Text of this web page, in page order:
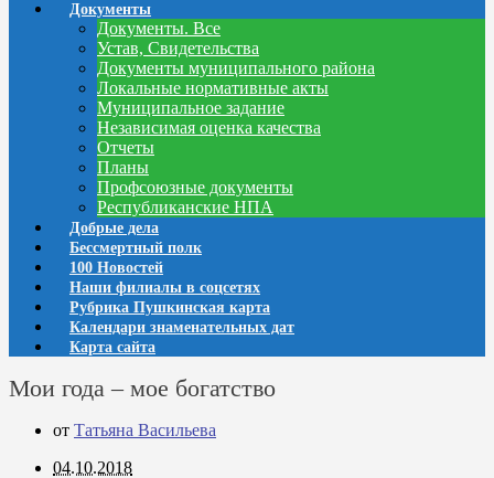
Документы
Документы. Все
Устав, Свидетельства
Документы муниципального района
Локальные нормативные акты
Муниципальное задание
Независимая оценка качества
Отчеты
Планы
Профсоюзные документы
Республиканские НПА
Добрые дела
Бессмертный полк
100 Новостей
Наши филиалы в соцсетях
Рубрика Пушкинская карта
Календари знаменательных дат
Карта сайта
Мои года – мое богатство
от Татьяна Васильева
04.10.2018